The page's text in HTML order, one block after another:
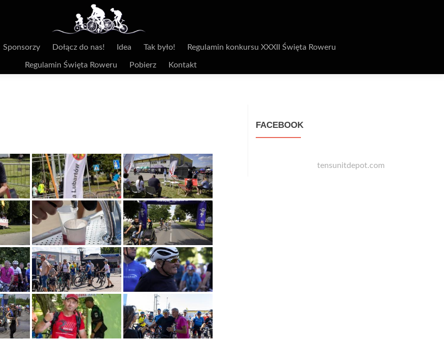
Sponsorzy Dołącz do nas! Idea Tak było! Regulamin konkursu XXXII Święta Roweru
Regulamin Święta Roweru Pobierz Kontakt
FACEBOOK
tensunitdepot.com